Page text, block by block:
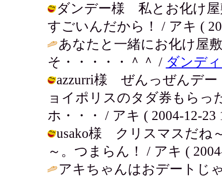
ダンデー様 私とお化け屋
すごいんだから！ / アキ (
あなたと一緒にお化け屋
そ・・・・・＾＾ / ダンデ
azzurri様 ぜんっぜんデー
ョイポリスのタダ券もらっ
ホ・・・ / アキ ( 2004-12-23
usako様 クリスマスだね
～。つまらん！ / アキ (
アキちゃんはおデートじ